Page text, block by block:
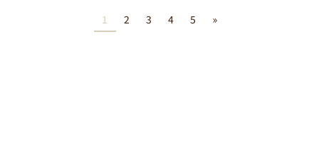
1 2 3 4 5 »